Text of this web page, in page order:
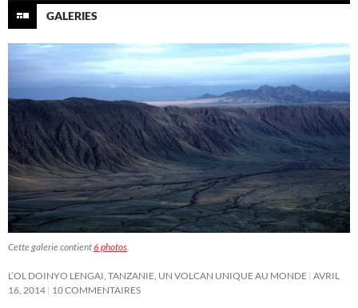
GALERIES
Cette galerie contient6 photos.
L’OL DOINYO LENGAI, TANZANIE, UN VOLCAN UNIQUE AU MONDE AVRIL
16, 2014 10 COMMENTAIRES